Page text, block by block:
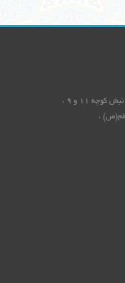
آدرس : اصفهان ، خیابان شهید دکتر باهنر ، نبش کوچه 11 و 9 ،